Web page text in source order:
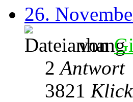
26.
von
2Antwort
3821